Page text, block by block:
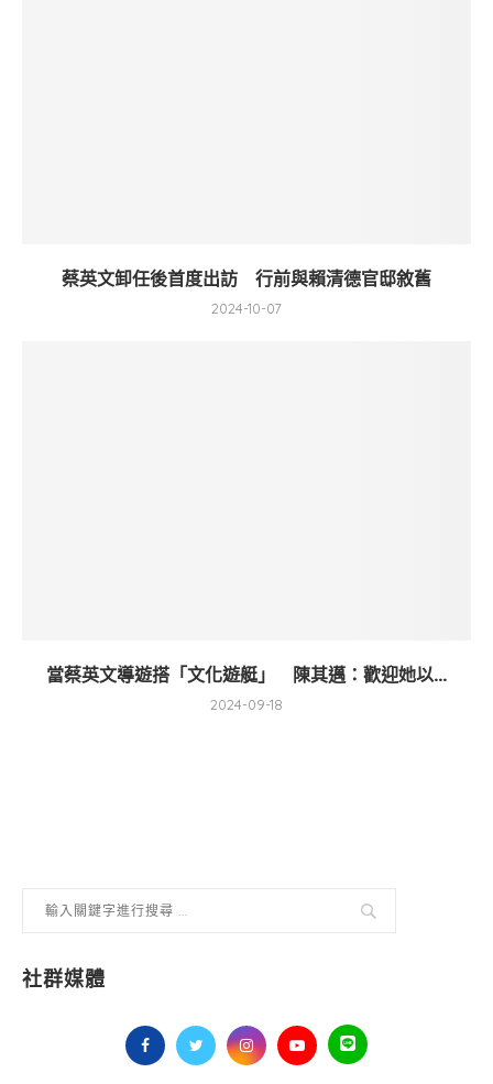
蔡英文卸任後首度出訪 行前與賴清德官邸敘舊
2024-10-07
當蔡英文導遊搭「文化遊艇」 陳其邁：歡迎她以...
2024-09-18
社群媒體